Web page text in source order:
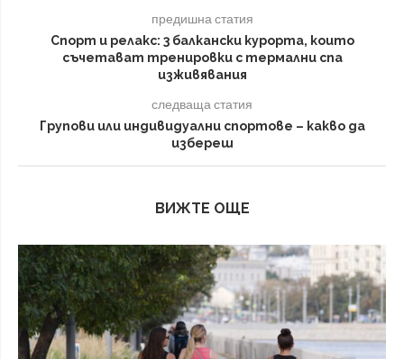
предишна статия
Спорт и релакс: 3 балкански курорта, които
съчетават тренировки с термални спа
изживявания
следваща статия
Групови или индивидуални спортове – какво да
избереш
ВИЖТЕ ОЩЕ